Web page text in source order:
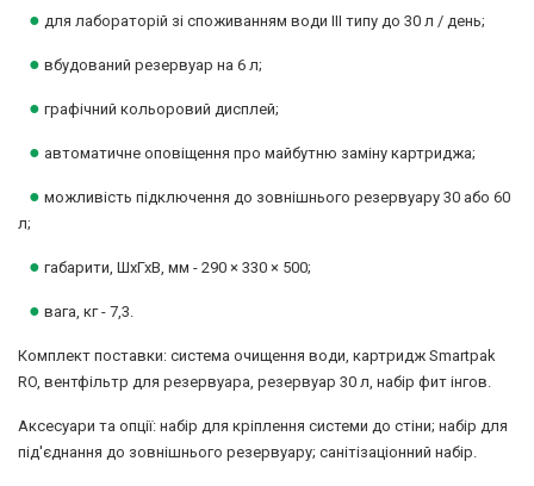
● для лабораторій зі споживанням води III типу до 30 л / день;
● вбудований резервуар на 6 л;
● графічний кольоровий дисплей;
● автоматичне оповіщення про майбутню заміну картриджа;
● можливість підключення до зовнішнього резервуару 30 або 60
л;
● габарити, ШхГхВ, мм - 290 × 330 × 500;
● вага, кг - 7,3.
Комплект поставки: система очищення води, картридж Smartpak
RO, вентфільтр для резервуара, резервуар 30 л, набір фит інгов.
Аксесуари та опції: набір для кріплення системи до стіни; набір для
під'єднання до зовнішнього резервуару; санітізаціонний набір.